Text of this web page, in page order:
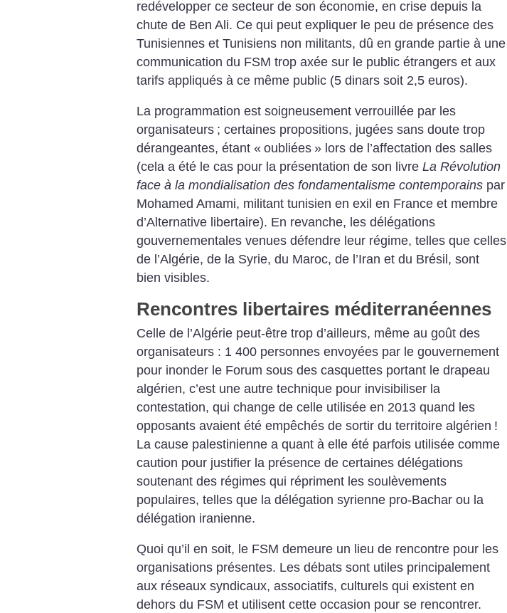
redévelopper ce secteur de son économie, en crise depuis la
chute de Ben Ali. Ce qui peut expliquer le peu de présence des
Tunisiennes et Tunisiens non militants, dû en grande partie à une
communication du FSM trop axée sur le public étrangers et aux
tarifs appliqués à ce même public (5 dinars soit 2,5 euros).
La programmation est soigneusement verrouillée par les
organisateurs ; certaines propositions, jugées sans doute trop
dérangeantes, étant « oubliées » lors de l’affectation des salles
(cela a été le cas pour la présentation de son livre La Révolution
face à la mondialisation des fondamentalisme contemporains par
Mohamed Amami, militant tunisien en exil en France et membre
d’Alternative libertaire). En revanche, les délégations
gouvernementales venues défendre leur régime, telles que celles
de l’Algérie, de la Syrie, du Maroc, de l’Iran et du Brésil, sont
bien visibles.
Rencontres libertaires méditerranéennes
Celle de l’Algérie peut-être trop d’ailleurs, même au goût des
organisateurs : 1 400 personnes envoyées par le gouvernement
pour inonder le Forum sous des casquettes portant le drapeau
algérien, c’est une autre technique pour invisibiliser la
contestation, qui change de celle utilisée en 2013 quand les
opposants avaient été empêchés de sortir du territoire algérien !
La cause palestinienne a quant à elle été parfois utilisée comme
caution pour justifier la présence de certaines délégations
soutenant des régimes qui répriment les soulèvements
populaires, telles que la délégation syrienne pro-Bachar ou la
délégation iranienne.
Quoi qu’il en soit, le FSM demeure un lieu de rencontre pour les
organisations présentes. Les débats sont utiles principalement
aux réseaux syndicaux, associatifs, culturels qui existent en
dehors du FSM et utilisent cette occasion pour se rencontrer.